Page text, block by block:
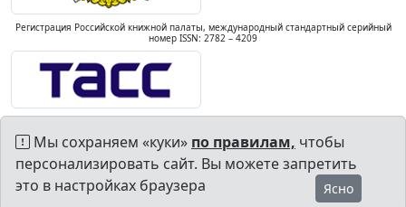
Регистрация Российской книжной палаты, международный стандартный серийный
номер ISSN: 2782 – 4209
Мы сохраняем «куки» по правилам, чтобы
персонализировать сайт. Вы можете запретить
это в настройках браузера
Ясно